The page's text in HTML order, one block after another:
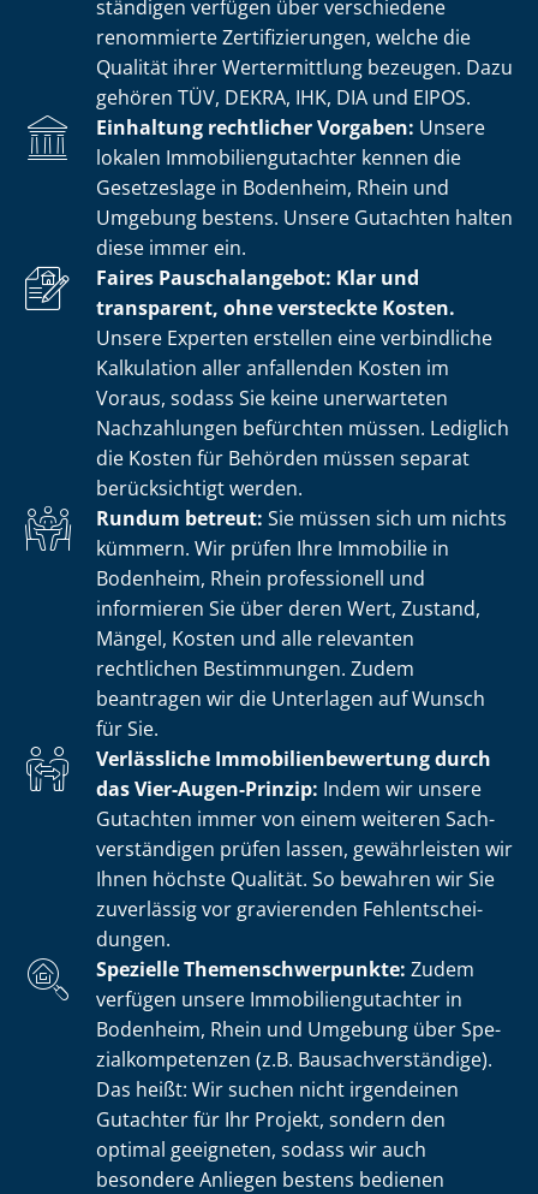
stän­di­gen verfügen über verschiedene
renommierte Zer­ti­fi­zie­run­gen, welche die
Qualität ihrer Wertermittlung bezeugen. Dazu
gehören TÜV, DEKRA, IHK, DIA und EIPOS.
Einhaltung rechtlicher Vorgaben: Unsere
lokalen Im­mo­bi­li­en­gut­ach­ter kennen die
Gesetzeslage in Bodenheim, Rhein und
Umgebung bestens. Unsere Gutachten halten
diese immer ein.
Faires Pauschalangebot: Klar und
transparent, ohne versteckte Kosten.
Unsere Experten erstellen eine verbindliche
Kalkulation aller anfallenden Kosten im
Voraus, sodass Sie keine unerwarteten
Nachzahlungen befürchten müssen. Lediglich
die Kosten für Behörden müssen separat
berücksichtigt werden.
Rundum betreut: Sie müssen sich um nichts
kümmern. Wir prüfen Ihre Immobilie in
Bodenheim, Rhein professionell und
informieren Sie über deren Wert, Zustand,
Mängel, Kosten und alle relevanten
rechtlichen Bestimmungen. Zudem
beantragen wir die Unterlagen auf Wunsch
für Sie.
Verlässliche Im­mo­bi­li­en­be­wer­tung durch
das Vier-Augen-Prinzip: Indem wir unsere
Gutachten immer von einem weiteren Sach­
ver­stän­di­gen prüfen lassen, gewährleisten wir
Ihnen höchste Qualität. So bewahren wir Sie
zuverlässig vor gravierenden Fehl­ent­schei­
dun­gen.
Spezielle The­men­schwer­punk­te: Zudem
verfügen unsere Im­mo­bi­li­en­gut­ach­ter in
Bodenheim, Rhein und Umgebung über Spe­
zi­al­kom­pe­ten­zen (z.B. Bau­sach­ver­stän­di­ge).
Das heißt: Wir suchen nicht irgendeinen
Gutachter für Ihr Projekt, sondern den
optimal geeigneten, sodass wir auch
besondere Anliegen bestens bedienen